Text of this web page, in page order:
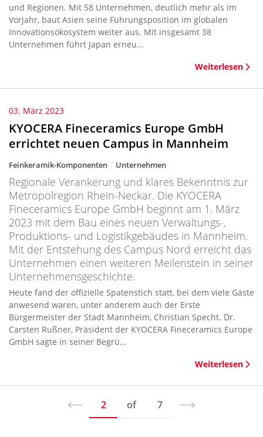
und Regionen. Mit 58 Unternehmen, deutlich mehr als im
Vorjahr, baut Asien seine Führungsposition im globalen
Innovationsökosystem weiter aus. Mit insgesamt 38
Unternehmen führt Japan erneu...
Weiterlesen
03. März 2023
KYOCERA Fineceramics Europe GmbH
errichtet neuen Campus in Mannheim
Feinkeramik-Komponenten Unternehmen
Regionale Verankerung und klares Bekenntnis zur
Metropolregion Rhein-Neckar. Die KYOCERA
Fineceramics Europe GmbH beginnt am 1. März
2023 mit dem Bau eines neuen Verwaltungs-,
Produktions- und Logistikgebäudes in Mannheim.
Mit der Entstehung des Campus Nord erreicht das
Unternehmen einen weiteren Meilenstein in seiner
Unternehmensgeschichte.
Heute fand der offizielle Spatenstich statt, bei dem viele Gäste
anwesend waren, unter anderem auch der Erste
Bürgermeister der Stadt Mannheim, Christian Specht. Dr.
Carsten Rußner, Präsident der KYOCERA Fineceramics Europe
GmbH sagte in seiner Begrü...
Weiterlesen
2 of 7